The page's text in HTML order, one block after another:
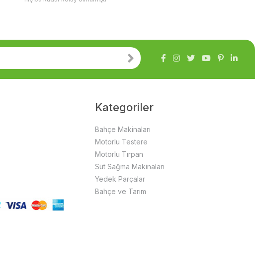
Kategoriler
Bahçe Makinaları
Motorlu Testere
Motorlu Tırpan
Süt Sağma Makinaları
Yedek Parçalar
Bahçe ve Tarım